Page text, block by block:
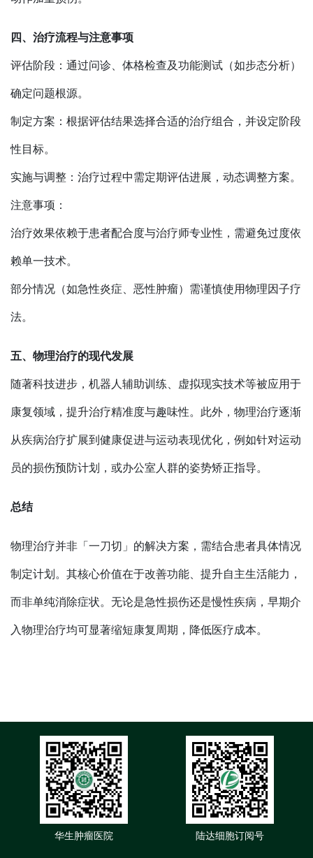
四、治疗流程与注意事项
评估阶段：通过问诊、体格检查及功能测试（如步态分析）
确定问题根源。
制定方案：根据评估结果选择合适的治疗组合，并设定阶段
性目标。
实施与调整：治疗过程中需定期评估进展，动态调整方案。
注意事项：
治疗效果依赖于患者配合度与治疗师专业性，需避免过度依
赖单一技术。
部分情况（如急性炎症、恶性肿瘤）需谨慎使用物理因子疗
法。
五、物理治疗的现代发展
随著科技进步，机器人辅助训练、虚拟现实技术等被应用于
康复领域，提升治疗精准度与趣味性。此外，物理治疗逐渐
从疾病治疗扩展到健康促进与运动表现优化，例如针对运动
员的损伤预防计划，或办公室人群的姿势矫正指导。
总结
物理治疗并非「一刀切」的解决方案，需结合患者具体情况
制定计划。其核心价值在于改善功能、提升自主生活能力，
而非单纯消除症状。无论是急性损伤还是慢性疾病，早期介
入物理治疗均可显著缩短康复周期，降低医疗成本。
华生肿瘤医院 陆达细胞订阅号